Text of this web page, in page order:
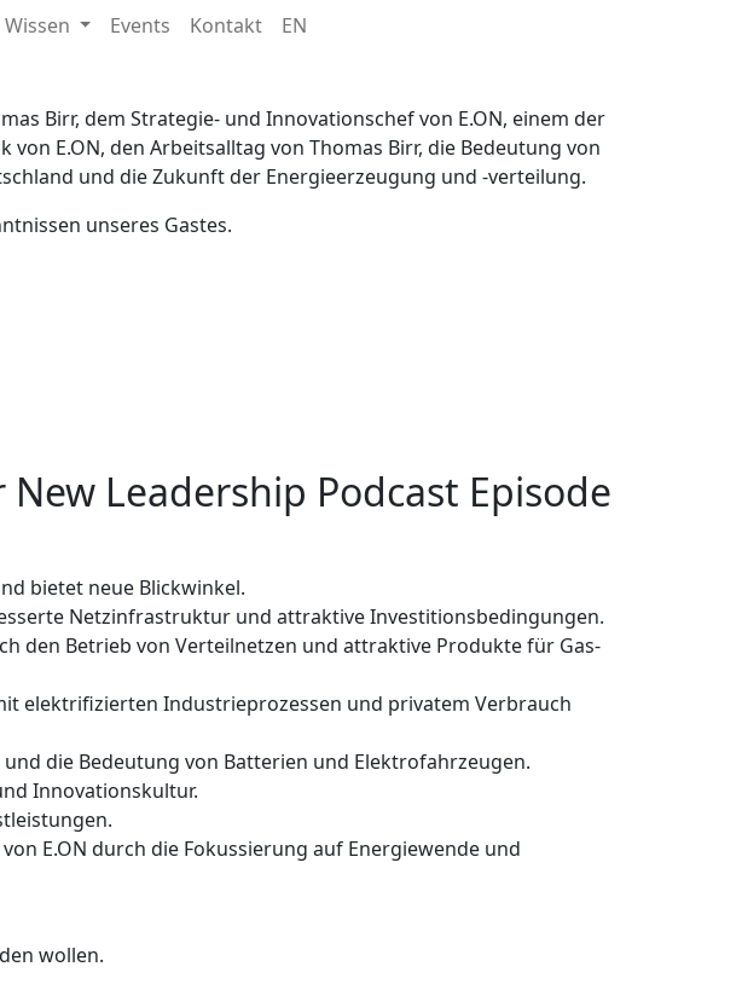
Events Kontakt EN
Birr, dem Strategie- und Innovationschef von E.ON, einem der
E.ON, den Arbeitsalltag von Thomas Birr, die Bedeutung von
und die Zukunft der Energieerzeugung und -verteilung.
unseres Gastes.
Leadership Podcast Episode
bietet neue Blickwinkel.
Netzinfrastruktur und attraktive Investitionsbedingungen.
den Betrieb von Verteilnetzen und attraktive Produkte für Gas-
elektrifizierten Industrieprozessen und privatem Verbrauch
die Bedeutung von Batterien und Elektrofahrzeugen.
Innovationskultur.
E.ON durch die Fokussierung auf Energiewende und
wollen.